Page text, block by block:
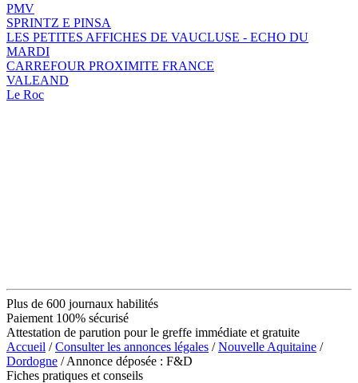
PMV
SPRINTZ E PINSA
LES PETITES AFFICHES DE VAUCLUSE - ECHO DU
MARDI
CARREFOUR PROXIMITE FRANCE
VALEAND
Le Roc
Plus de 600 journaux habilités
Paiement 100% sécurisé
Attestation de parution pour le greffe immédiate et gratuite
Accueil /Consulter les annonces légales /Nouvelle Aquitaine /
Dordogne / Annonce déposée : F&D
Fiches pratiques et conseils